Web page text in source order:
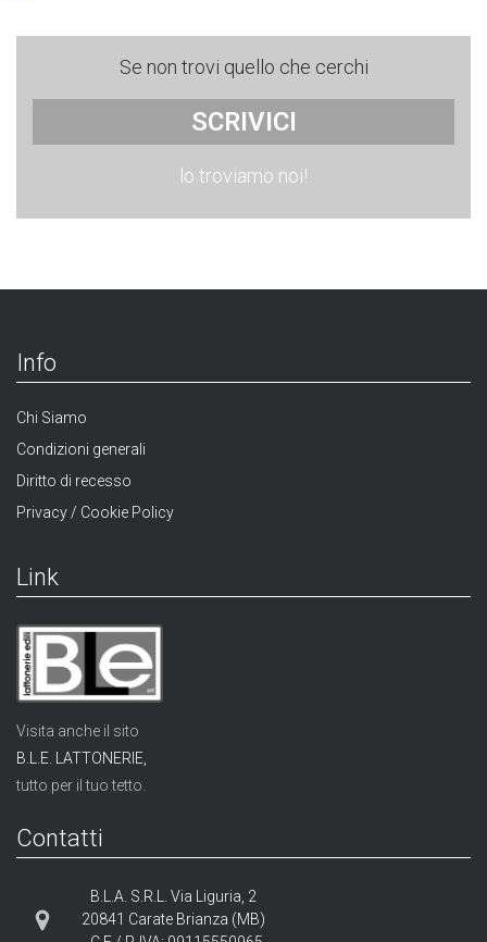
Se non trovi quello che cerchi
SCRIVICI
lo troviamo noi!
Info
Chi Siamo
Condizioni generali
Diritto di recesso
Privacy / Cookie Policy
Link
Visita anche il sito
B.L.E. LATTONERIE,
tutto per il tuo tetto.
Contatti
B.L.A. S.R.L. Via Liguria, 2
20841 Carate Brianza (MB)